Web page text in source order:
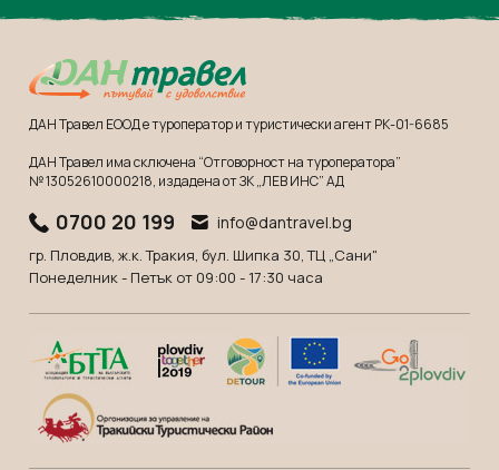
ДАН Травел ЕООД е туроператор и туристически агент РК-01-6685
ДАН Травел има сключена “Отговорност на туроператора”
№ 13052610000218, издадена от ЗК „ЛЕВ ИНС” АД
0700 20 199 info@dantravel.bg
гр. Пловдив, ж.к. Тракия, бул. Шипка 30, ТЦ „Сани"
Понеделник - Петък от 09:00 - 17:30 часа